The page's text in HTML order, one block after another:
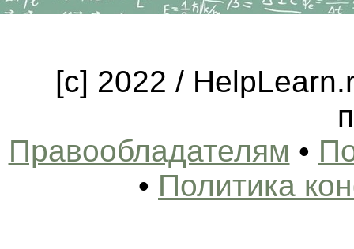
[c] 2022 /
Правообладателям •
• Политика